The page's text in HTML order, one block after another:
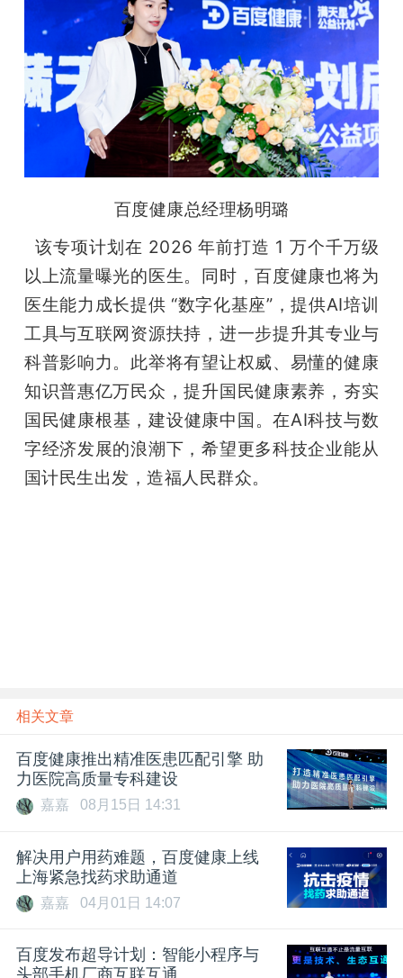
百度健康总经理杨明璐
该专项计划在 2026 年前打造 1 万个千万级
以上流量曝光的医生。同时，百度健康也将为
医生能力成长提供 “数字化基座”，提供AI培训
工具与互联网资源扶持，进一步提升其专业与
科普影响力。此举将有望让权威、易懂的健康
知识普惠亿万民众，提升国民健康素养，夯实
国民健康根基，建设健康中国。在AI科技与数
字经济发展的浪潮下，希望更多科技企业能从
国计民生出发，造福人民群众。
相关文章
百度健康推出精准医患匹配引擎 助
力医院高质量专科建设
嘉嘉 08月15日 14:31
解决用户用药难题，百度健康上线
上海紧急找药求助通道
嘉嘉 04月01日 14:07
百度发布超导计划：智能小程序与